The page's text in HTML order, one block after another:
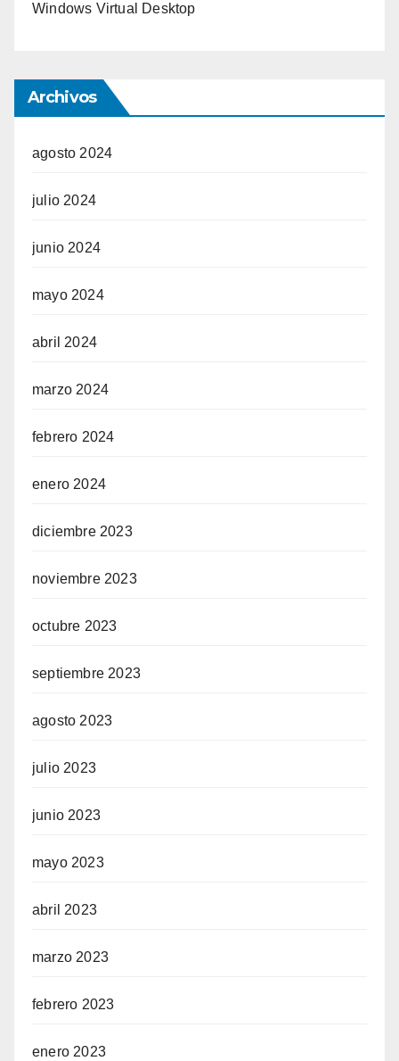
Windows Virtual Desktop
Archivos
agosto 2024
julio 2024
junio 2024
mayo 2024
abril 2024
marzo 2024
febrero 2024
enero 2024
diciembre 2023
noviembre 2023
octubre 2023
septiembre 2023
agosto 2023
julio 2023
junio 2023
mayo 2023
abril 2023
marzo 2023
febrero 2023
enero 2023